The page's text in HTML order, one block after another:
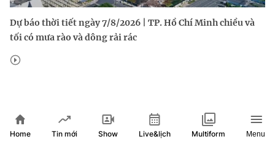
Dự báo thời tiết ngày 7/8/2026 | TP. Hồ Chí Minh chiều và
tối có mưa rào và dông rải rác
Home Tin mới Show Live&lịch Multiform Menu